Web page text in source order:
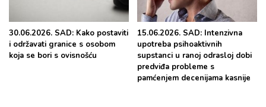
30.06.2026. SAD: Kako postaviti
i održavati granice s osobom
koja se bori s ovisnošću
15.06.2026. SAD: Intenzivna
upotreba psihoaktivnih
supstanci u ranoj odrasloj dobi
predviđa probleme s
pamćenjem decenijama kasnije